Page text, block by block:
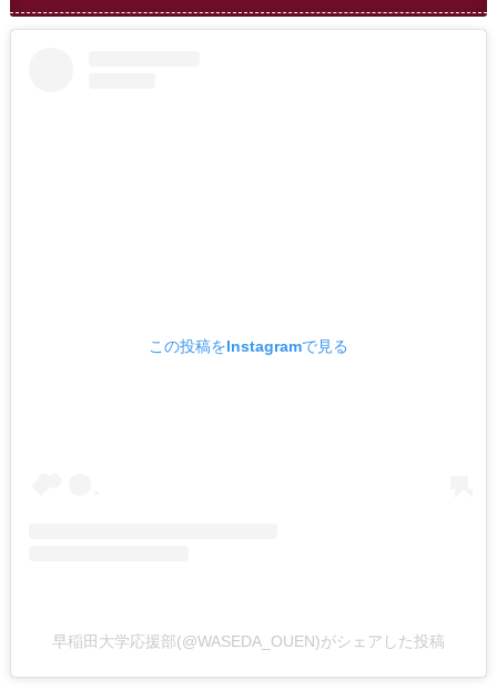
この投稿をInstagramで見る
早稲田大学応援部(@WASEDA_OUEN)がシェアした投稿